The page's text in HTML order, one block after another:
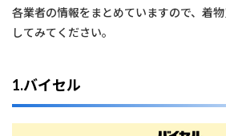
各業者の情報をまとめていますので、着
してみてください。
1.バイセル